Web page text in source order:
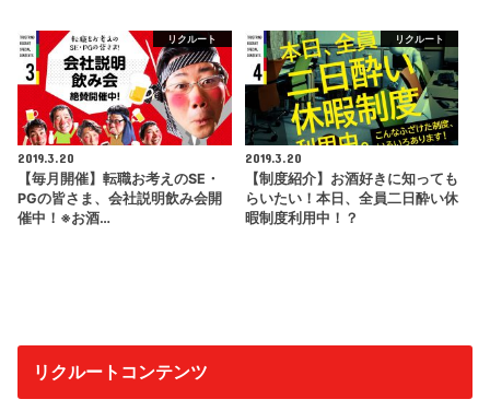
リクルート
2019.3.20
【毎月開催】転職お考えのSE・
PGの皆さま、会社説明飲み会開
催中！※お酒…
リクルート
2019.3.20
【制度紹介】お酒好きに知っても
らいたい！本日、全員二日酔い休
暇制度利用中！？
リクルートコンテンツ